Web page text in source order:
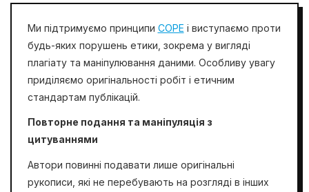
Ми підтримуємо принципи COPE і виступаємо проти
будь-яких порушень етики, зокрема у вигляді
плагіату та маніпулювання даними. Особливу увагу
приділяємо оригінальності робіт і етичним
стандартам публікацій.
Повторне подання та маніпуляція з
цитуваннями
Автори повинні подавати лише оригінальні
рукописи, які не перебувають на розгляді в інших